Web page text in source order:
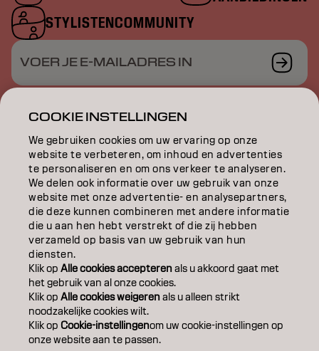
STYLISTENCOMMUNITY
VOER JE E-MAILADRES IN
KLEUR
VERZORGING
TEXTUUR
STYLING
INSPIRATIE
EDUCATION
OVER
COOKIE INSTELLINGEN
We gebruiken cookies om uw ervaring op onze
website te verbeteren, om inhoud en advertenties
te personaliseren en om ons verkeer te analyseren.
We delen ook informatie over uw gebruik van onze
website met onze advertentie- en analysepartners,
die deze kunnen combineren met andere informatie
die u aan hen hebt verstrekt of die zij hebben
verzameld op basis van uw gebruik van hun
diensten.
Klik opAlle cookies accepterenals u akkoord gaat met
het gebruik van al onze cookies.
Klik opAlle cookies weigerenals u alleen strikt
noodzakelijke cookies wilt.
Klik opCookie-instellingenom uw cookie-instellingen op
onze website aan te passen.